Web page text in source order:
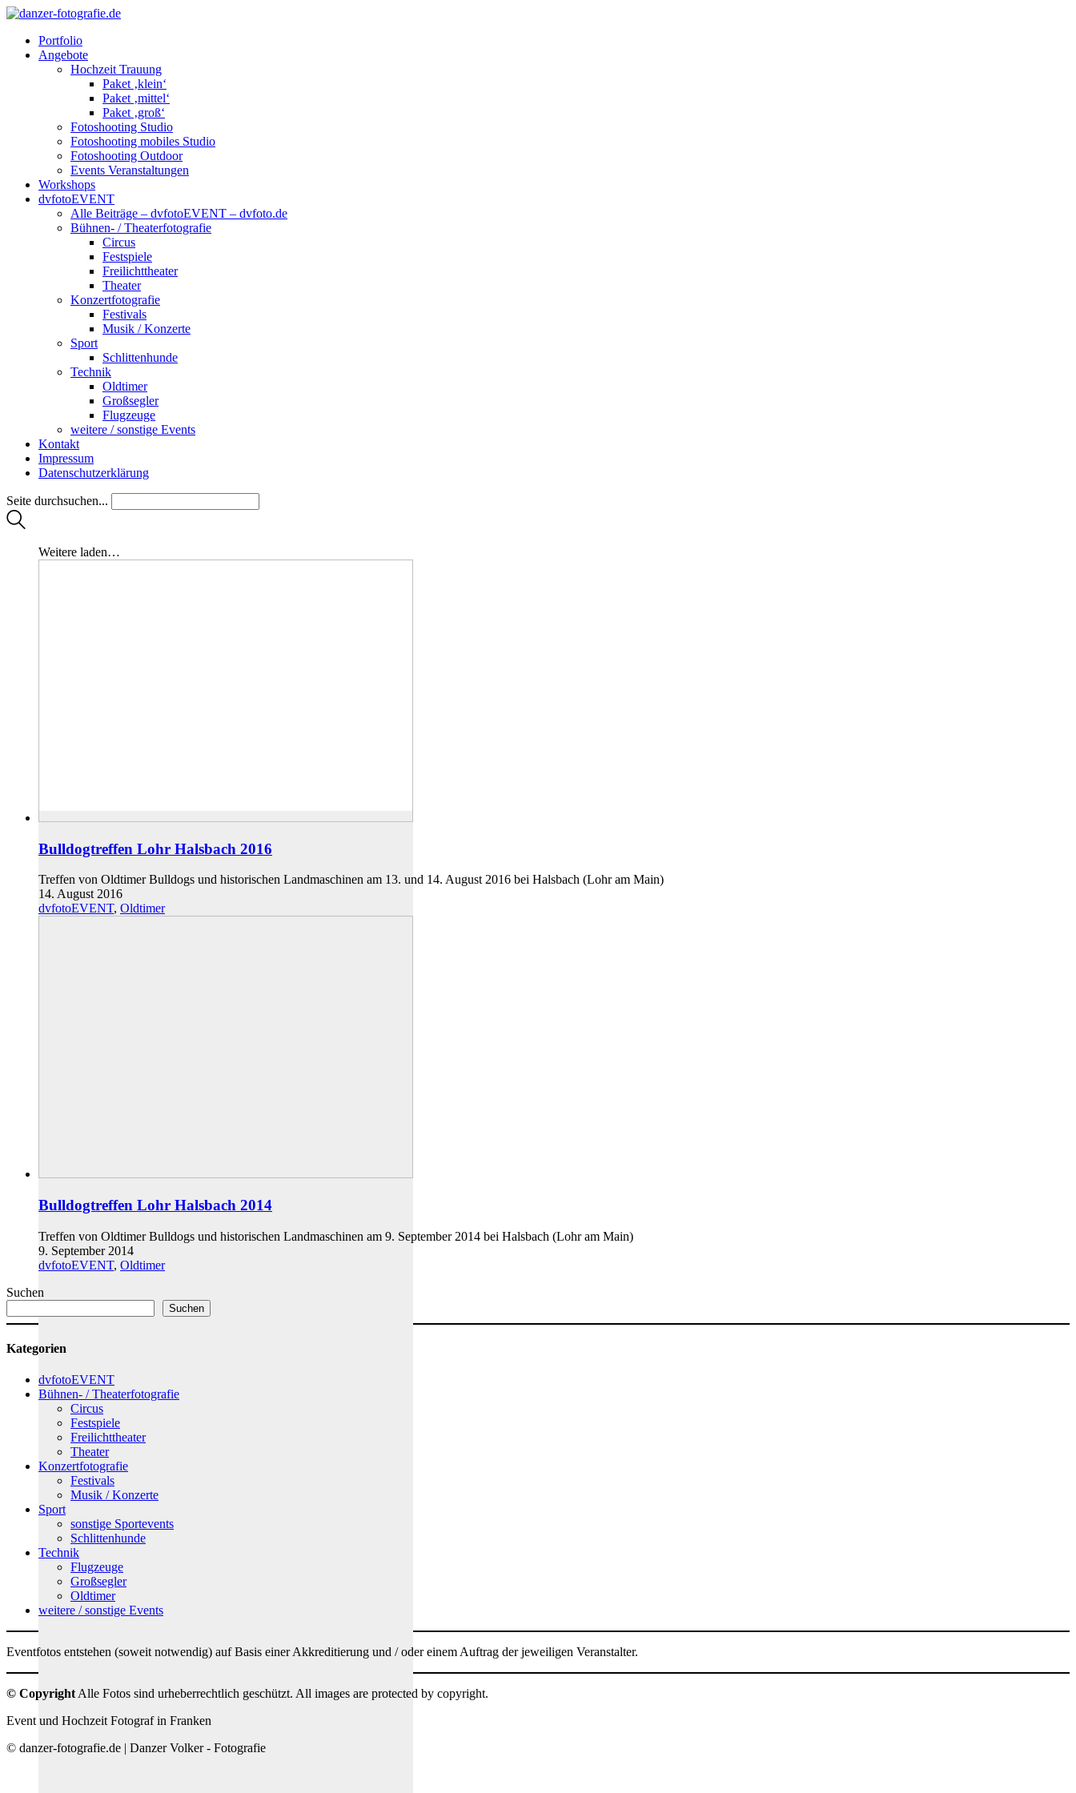
Portfolio
Angebote
Hochzeit Trauung
Paket ‚klein‘
Paket ‚mittel‘
Paket ‚groß‘
Fotoshooting Studio
Fotoshooting mobiles Studio
Fotoshooting Outdoor
Events Veranstaltungen
Workshops
dvfotoEVENT
Alle Beiträge – dvfotoEVENT – dvfoto.de
Bühnen- / Theaterfotografie
Circus
Festspiele
Freilichttheater
Theater
Konzertfotografie
Festivals
Musik / Konzerte
Sport
Schlittenhunde
Technik
Oldtimer
Großsegler
Flugzeuge
weitere / sonstige Events
Kontakt
Impressum
Datenschutzerklärung
Seite durchsuchen...
Weitere laden…
Bulldogtreffen Lohr Halsbach 2016
Treffen von Oldtimer Bulldogs und historischen Landmaschinen am 13. und 14. August 2016 bei Halsbach (Lohr am Main)
14. August 2016
dvfotoEVENT, Oldtimer
Bulldogtreffen Lohr Halsbach 2014
Treffen von Oldtimer Bulldogs und historischen Landmaschinen am 9. September 2014 bei Halsbach (Lohr am Main)
9. September 2014
dvfotoEVENT, Oldtimer
Suchen
Suchen
Kategorien
dvfotoEVENT
Bühnen- / Theaterfotografie
Circus
Festspiele
Freilichttheater
Theater
Konzertfotografie
Festivals
Musik / Konzerte
Sport
sonstige Sportevents
Schlittenhunde
Technik
Flugzeuge
Großsegler
Oldtimer
weitere / sonstige Events
Eventfotos entstehen (soweit notwendig) auf Basis einer Akkreditierung und / oder einem Auftrag der jeweiligen Veranstalter.
© CopyrightAlle Fotos sind urheberrechtlich geschützt. All images are protected by copyright.
Event und Hochzeit Fotograf in Franken
© danzer-fotografie.de | Danzer Volker - Fotografie